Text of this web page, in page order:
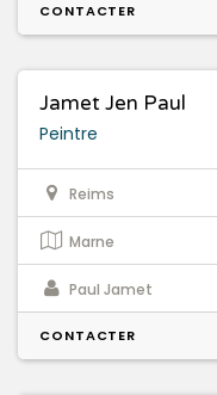
CONTACTER
Jamet Jen Paul
Peintre
Reims
Marne
Paul Jamet
CONTACTER